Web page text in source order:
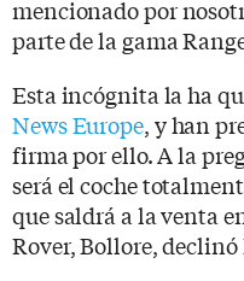
mencionado por
parte de la gama
Esta incógnita la ha
News Europe, y han
firma por ello. A la
será el coche
que saldrá a la venta
Rover, Bollore,